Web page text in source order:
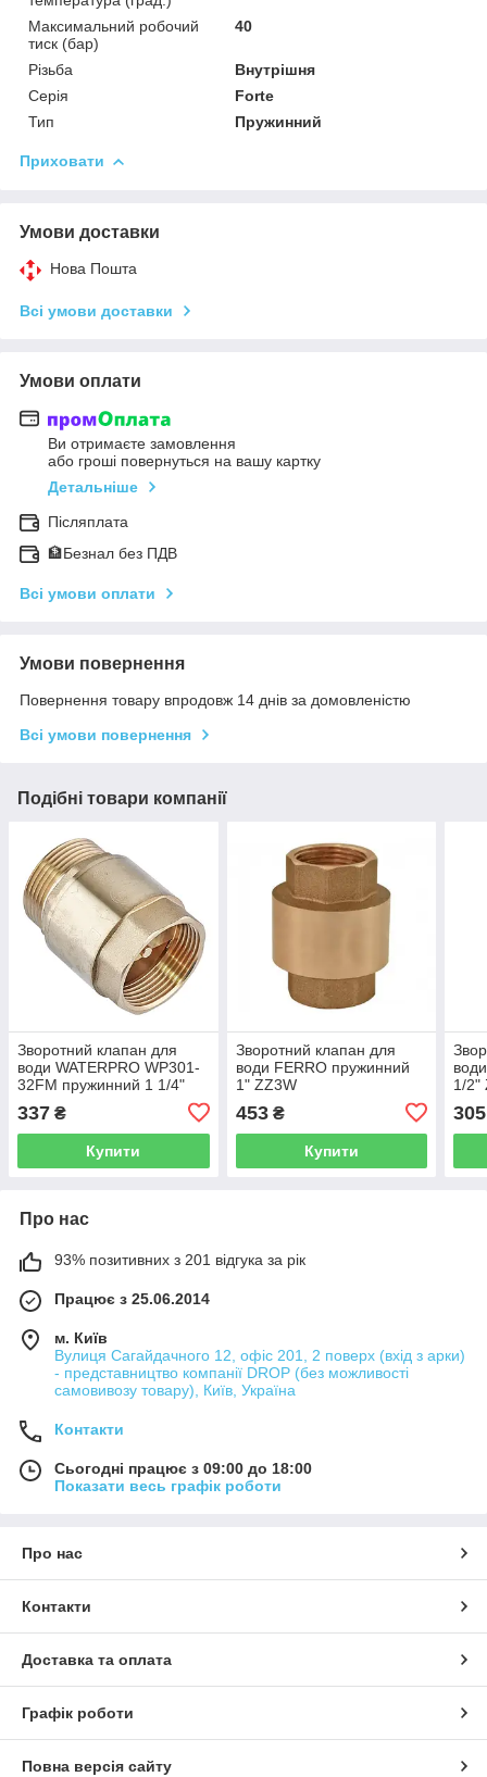
Максимальний робочий
тиск (бар)
40
Різьба
Внутрішня
Серія
Forte
Тип
Пружинний
Приховати
Умови доставки
Нова Пошта
Всі умови доставки
Умови оплати
Ви отримаєте замовлення
або гроші повернуться на вашу картку
Детальніше
Післяплата
🏦Безнал без ПДВ
Всі умови оплати
Умови повернення
Повернення товару впродовж 14 днів за домовленістю
Всі умови повернення
Подібні товари компанії
Зворотний клапан для
води WATERPRO WP301-
32FM пружинний 1 1/4"
337 ₴
Купити
Зворотний клапан для
води FERRO пружинний
1" ZZ3W
453₴
Купити
1/2"
305
Про нас
93% позитивних з 201 відгука за рік
Працює з 25.06.2014
м. Київ
Вулиця Сагайдачного 12, офіс 201, 2 поверх (вхід з арки)
- представництво компанії DROP (без можливості
самовивозу товару), Київ, Україна
Контакти
Сьогодні працює з 09:00 до 18:00
Показати весь графік роботи
Про нас
Контакти
Доставка та оплата
Графік роботи
Повна версія сайту